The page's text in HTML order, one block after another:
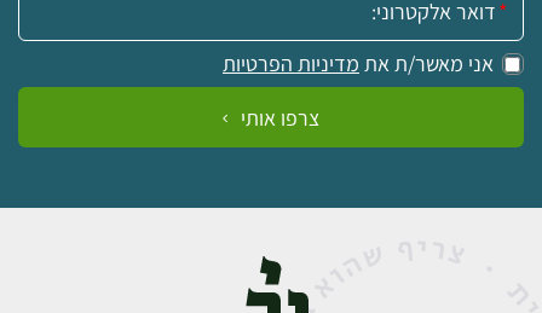
אני מאשר/ת את מדיניות הפרטיות
צרפו אותי